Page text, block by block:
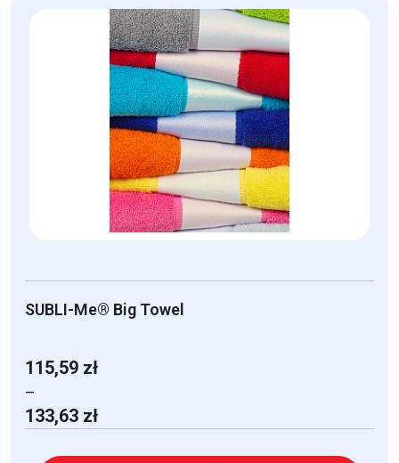
SUBLI-Me® Big Towel
115,59 zł
–
133,63 zł
cen: